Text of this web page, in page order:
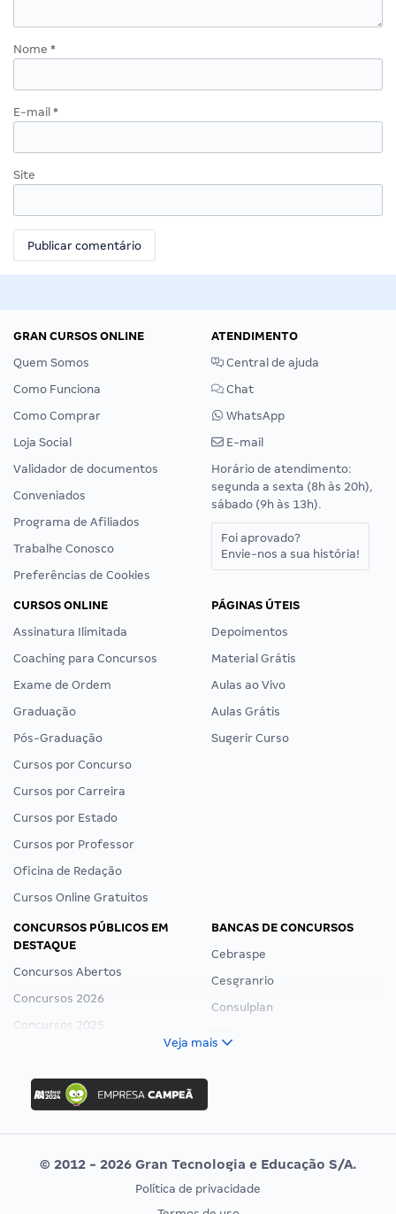
Nome *
E-mail *
Site
GRAN CURSOS ONLINE
Quem Somos
Como Funciona
Como Comprar
Loja Social
Validador de documentos
Conveniados
Programa de Afiliados
Trabalhe Conosco
Preferências de Cookies
ATENDIMENTO
Central de ajuda
Chat
WhatsApp
E-mail
Horário de atendimento:
segunda a sexta (8h às 20h),
sábado (9h às 13h).
Foi aprovado?
Envie-nos a sua história!
CURSOS ONLINE
Assinatura Ilimitada
Coaching para Concursos
Exame de Ordem
Graduação
Pós-Graduação
Cursos por Concurso
Cursos por Carreira
Cursos por Estado
Cursos por Professor
Oficina de Redação
Cursos Online Gratuitos
PÁGINAS ÚTEIS
Depoimentos
Material Grátis
Aulas ao Vivo
Aulas Grátis
Sugerir Curso
CONCURSOS PÚBLICOS EM
DESTAQUE
Concursos Abertos
Concursos 2026
Concursos 2025
Concurso Ibama
Concurso MPU
Editais publicados
BANCAS DE CONCURSOS
Cebraspe
Cesgranrio
Consulplan
Vunesp
CONCURSOS POR PROFISSÃO EXAME DE ORDEM
Veja mais
© 2012 - 2026 Gran Tecnologia e Educação S/A.
Política de privacidade